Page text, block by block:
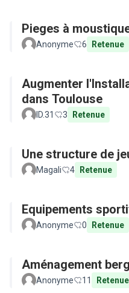
Pieges à
Anonyme 6 Retenue
Augmenter
dans Toulouse
ID.31 3 Retenue
Une structure de
Magali 4 Retenue
Equipements
Anonyme 0 Retenue
Aménagement
Anonyme 11 Retenue